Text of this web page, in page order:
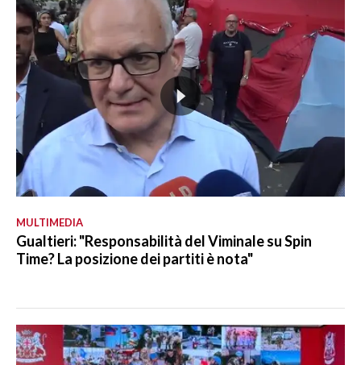
MULTIMEDIA
Gualtieri: "Responsabilità del Viminale su Spin
Time? La posizione dei partiti è nota"